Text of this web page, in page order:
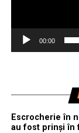
00:00
Escrocherie în
au fost prinși în